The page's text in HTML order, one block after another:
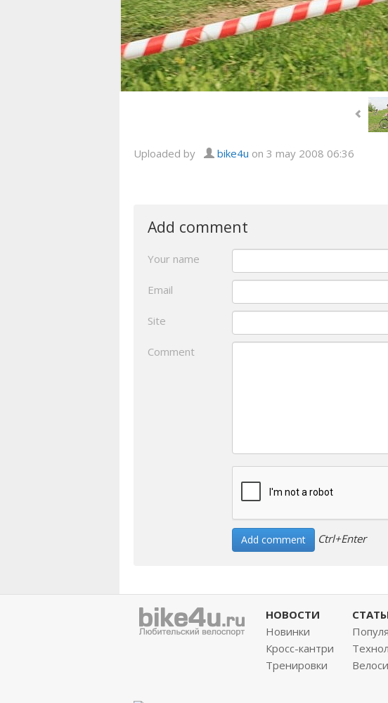
Uploaded by bike4u on 3 may 2008 06:36
Add comment
Your name
Email
Site
Comment
Ctrl+Enter
НОВОСТИ
Новинки
Кросс-кантри
Тренировки